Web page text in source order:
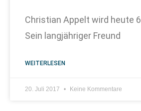
Christian Appelt wird heute
Sein langjähriger Freund
WEITERLESEN
20. Juli 2017 Keine Kommentare